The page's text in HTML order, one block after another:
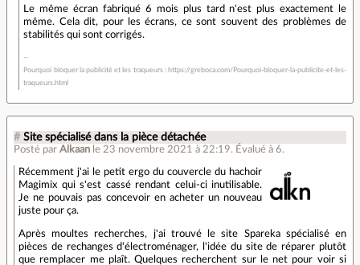
Le même écran fabriqué 6 mois plus tard n'est plus exactement le
même. Cela dit, pour les écrans, ce sont souvent des problèmes de
stabilités qui sont corrigés.
Pourquoi bloquer la publicité et les traqueurs : https://greboca.com/Pourquoi-bloquer-la-publicite-et-les-
traqueurs.html
# Site spécialisé dans la pièce détachée
Posté par Alkaan le 23 novembre 2021 à 22:19. Évalué à 6.
Récemment j'ai le petit ergo du couvercle du hachoir
Magimix qui s'est cassé rendant celui-ci inutilisable.
Je ne pouvais pas concevoir en acheter un nouveau
juste pour ça.
Après moultes recherches, j'ai trouvé le site Spareka spécialisé en
pièces de rechanges d'électroménager, l'idée du site de réparer plutôt
que remplacer me plaît. Quelques recherchent sur le net pour voir si